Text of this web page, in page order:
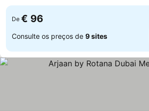
De € 96
Consulte os preços de 9 sites